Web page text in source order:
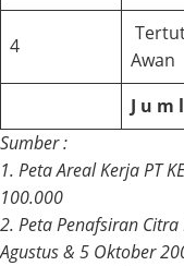
4
Awan
J u m
Sumber :
1. Peta Areal Kerja PT
100.000
2. Peta Penafsiran
Agustus & 5 Oktober